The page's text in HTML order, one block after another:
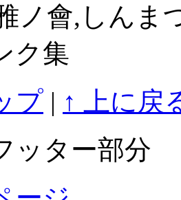
ノ會,しんま
ク集
プ | ↑ 上に戻
ッター部分